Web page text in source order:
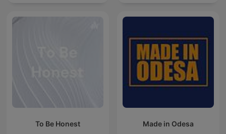
To Be Honest Made in Odesa